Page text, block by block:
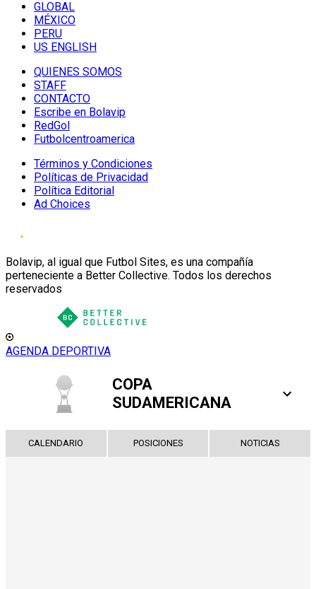
GLOBAL
MÉXICO
PERU
US ENGLISH
QUIENES SOMOS
STAFF
CONTACTO
Escribe en Bolavip
RedGol
Futbolcentroamerica
Términos y Condiciones
Políticas de Privacidad
Política Editorial
Ad Choices
Bolavip, al igual que Futbol Sites, es una compañía
perteneciente a Better Collective. Todos los derechos
reservados
AGENDA DEPORTIVA
COPA
SUDAMERICANA
CALENDARIO POSICIONES NOTICIAS